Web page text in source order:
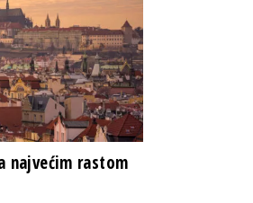
najvećim rastom